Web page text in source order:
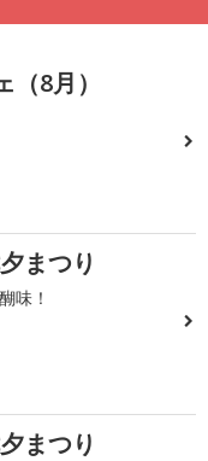
8月）
まつり
味！
まつり